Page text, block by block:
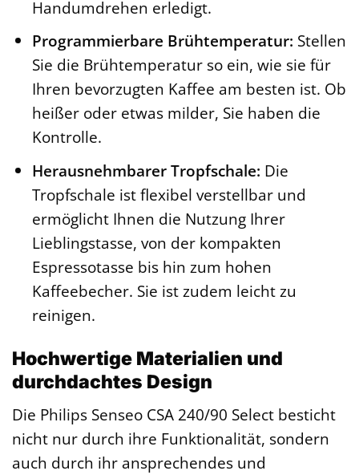
Handumdrehen erledigt.
Programmierbare Brühtemperatur: Stellen
Sie die Brühtemperatur so ein, wie sie für
Ihren bevorzugten Kaffee am besten ist. Ob
heißer oder etwas milder, Sie haben die
Kontrolle.
Herausnehmbarer Tropfschale: Die
Tropfschale ist flexibel verstellbar und
ermöglicht Ihnen die Nutzung Ihrer
Lieblingstasse, von der kompakten
Espressotasse bis hin zum hohen
Kaffeebecher. Sie ist zudem leicht zu
reinigen.
Hochwertige Materialien und
durchdachtes Design
Die Philips Senseo CSA 240/90 Select besticht
nicht nur durch ihre Funktionalität, sondern
auch durch ihr ansprechendes und